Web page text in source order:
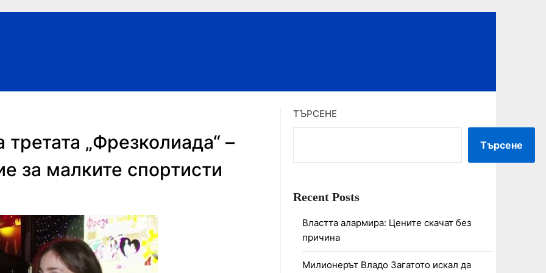
„Фрезколиада“ –
за малките спортисти
ТЪРСЕНЕ
Търсене
Recent Posts
Властта алармира: Цените скачат без
причина
Милионерът Владо Загатото искал да